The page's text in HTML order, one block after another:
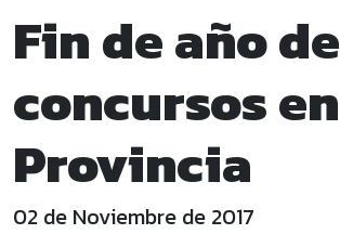
Fin de año de
concursos en
Provincia
02 de Noviembre de 2017